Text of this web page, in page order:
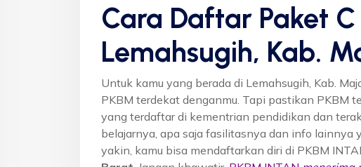
Cara Daftar Paket
Lemahsugih, Kab.
Untuk kamu yang berada di Lemahsugih, Kab.
PKBM terdekat denganmu. Tapi pastikan PKBM
yang terdaftar di kementrian pendidikan dan
belajarnya, apa saja fasilitasnya dan info lainnya
yakin, kamu bisa mendaftarkan diri di PKBM